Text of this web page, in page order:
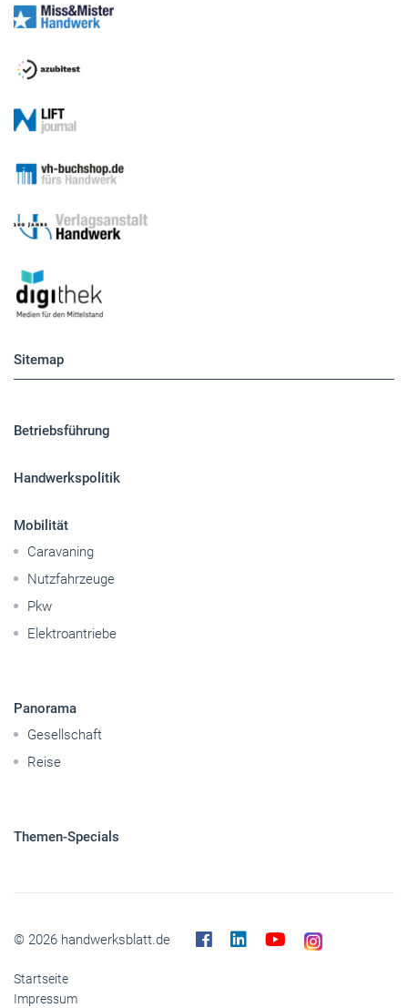
Sitemap
Betriebsführung
Handwerkspolitik
Mobilität
Caravaning
Nutzfahrzeuge
Pkw
Elektroantriebe
Panorama
Gesellschaft
Reise
Themen-Specials
© 2026 handwerksblatt.de
Startseite
Impressum